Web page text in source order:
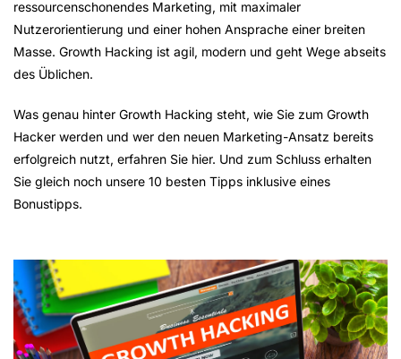
ressourcenschonendes Marketing, mit maximaler
Nutzerorientierung und einer hohen Ansprache einer breiten
Masse. Growth Hacking ist agil, modern und geht Wege abseits
des Üblichen.
Was genau hinter Growth Hacking steht, wie Sie zum Growth
Hacker werden und wer den neuen Marketing-Ansatz bereits
erfolgreich nutzt, erfahren Sie hier. Und zum Schluss erhalten
Sie gleich noch unsere 10 besten Tipps inklusive eines
Bonustipps.